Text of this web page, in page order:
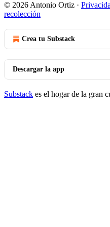
© 2026 Antonio Ortiz ·
recolección
Crea tu Substack
Descargar la app
Substack es el hogar de la gran